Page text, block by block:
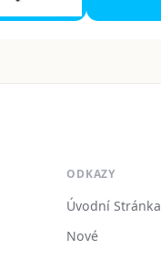
ODKAZY
Úvodní Stránka
Nové